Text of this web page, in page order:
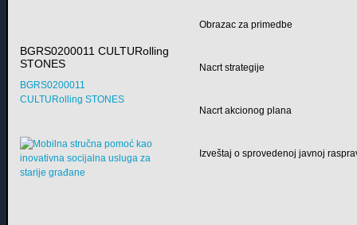
Obrazac za primedbe
Nacrt strategije
Nacrt akcionog plana
Izveštaj o sprovedenoj javnoj
BGRS0200011 CULTURolling
STONES
BGRS0200011
CULTURolling STONES